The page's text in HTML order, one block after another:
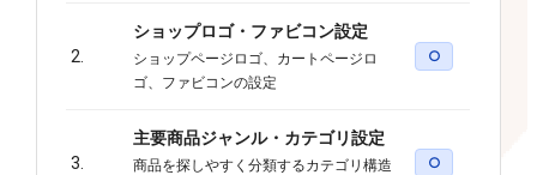
2.
ショップロゴ・ファビコン設定
ショップページロゴ、カートページロ
ゴ、ファビコンの設定
○
3.
主要商品ジャンル・カテゴリ設定
商品を探しやすく分類するカテゴリ構造
○